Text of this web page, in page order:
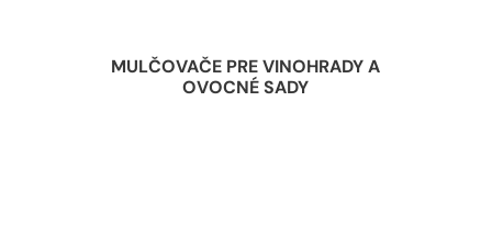
MULČOVAČE PRE VINOHRADY A
OVOCNÉ SADY